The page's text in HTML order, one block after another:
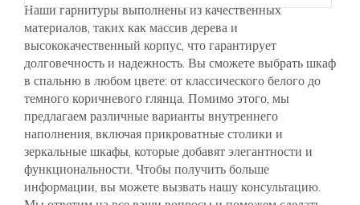
Наши гарнитуры выполнены из качественных
материалов, таких как массив дерева и
высококачественный корпус, что гарантирует
долговечность и надежность. Вы сможете выбрать шкаф
в спальню в любом цвете: от классического белого до
темного коричневого глянца. Помимо этого, мы
предлагаем различные варианты внутреннего
наполнения, включая прикроватные столики и
зеркальные шкафы, которые добавят элегантности и
функциональности. Чтобы получить больше
информации, вы можете вызвать нашу консультацию.